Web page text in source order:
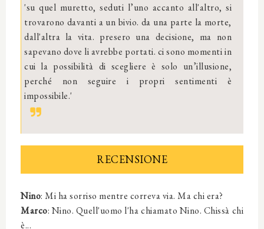
'su quel muretto, seduti l’uno accanto all'altro, si
trovarono davanti a un bivio. da una parte la morte,
dall'altra la vita. presero una decisione, ma non
sapevano dove li avrebbe portati. ci sono momenti in
cui la possibilità di scegliere è solo un’illusione,
perché non seguire i propri sentimenti è
impossibile.'
RECENSIONE
Nino: Mi ha sorriso mentre correva via. Ma chi era?
Marco: Nino. Quell'uomo l'ha chiamato Nino. Chissà chi
è...